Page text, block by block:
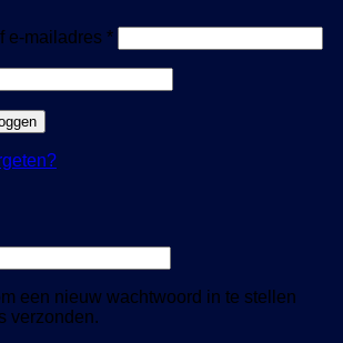
e-mailadres *Vereist
een nieuw wachtwoord in te stellen
verzonden.